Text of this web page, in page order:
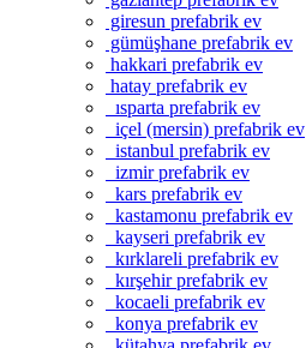
giresun prefabrik ev
gümüşhane prefabrik ev
hakkari prefabrik ev
hatay prefabrik ev
ısparta prefabrik ev
içel (mersin) prefabrik ev
istanbul prefabrik ev
izmir prefabrik ev
kars prefabrik ev
kastamonu prefabrik ev
kayseri prefabrik ev
kırklareli prefabrik ev
kırşehir prefabrik ev
kocaeli prefabrik ev
konya prefabrik ev